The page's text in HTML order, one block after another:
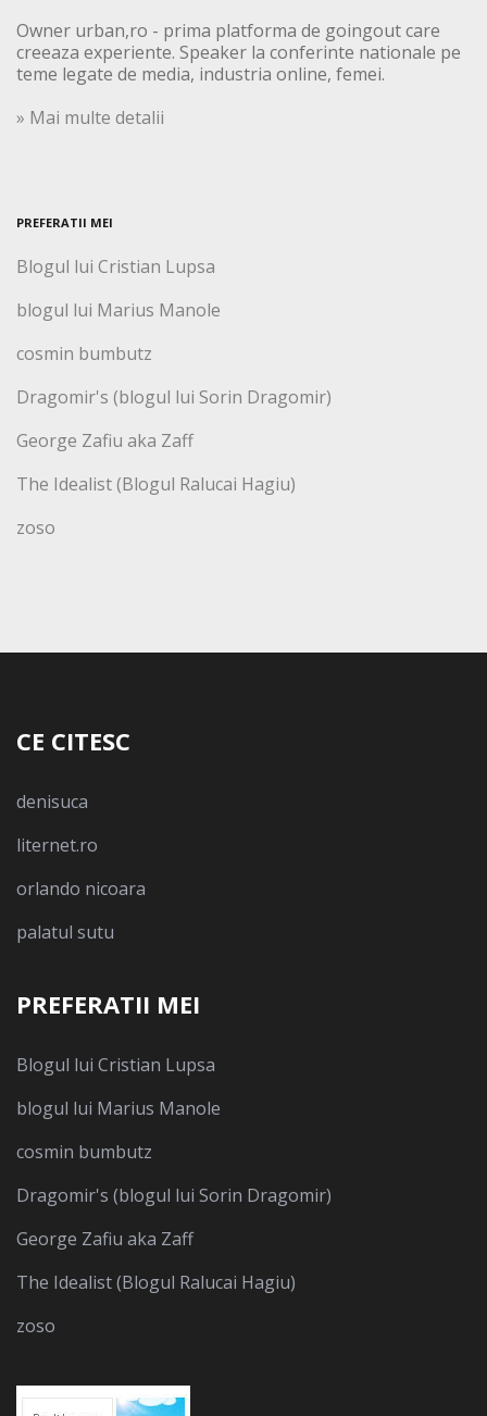
Owner urban,ro - prima platforma de goingout care
creeaza experiente. Speaker la conferinte nationale pe
teme legate de media, industria online, femei.
» Mai multe detalii
PREFERATII MEI
Blogul lui Cristian Lupsa
blogul lui Marius Manole
cosmin bumbutz
Dragomir's (blogul lui Sorin Dragomir)
George Zafiu aka Zaff
The Idealist (Blogul Ralucai Hagiu)
zoso
CE CITESC
denisuca
liternet.ro
orlando nicoara
palatul sutu
PREFERATII MEI
Blogul lui Cristian Lupsa
blogul lui Marius Manole
cosmin bumbutz
Dragomir's (blogul lui Sorin Dragomir)
George Zafiu aka Zaff
The Idealist (Blogul Ralucai Hagiu)
zoso